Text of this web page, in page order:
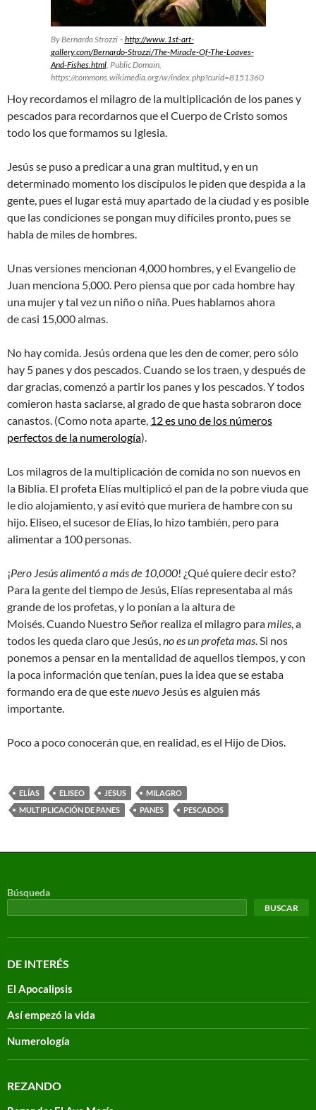
By Bernardo Strozzi –http://www.1st-art-
gallery.com/Bernardo-Strozzi/The-Miracle-Of-The-Loaves-
And-Fishes.html, Public Domain,
https://commons.wikimedia.org/w/index.php?curid=8151360
Hoy recordamos el milagro de la multiplicación de los panes y
pescados para recordarnos que el Cuerpo de Cristo somos
todo los que formamos su Iglesia.
Jesús se puso a predicar a una gran multitud, y en un
determinado momento los discípulos le piden que despida a la
gente, pues el lugar está muy apartado de la ciudad y es posible
que las condiciones se pongan muy difíciles pronto, pues se
habla de miles de hombres.
Unas versiones mencionan 4,000 hombres, y el Evangelio de
Juan menciona 5,000. Pero piensa que por cada hombre hay
una mujer y tal vez un niño o niña. Pues hablamos ahora
de casi 15,000 almas.
No hay comida. Jesús ordena que les den de comer, pero sólo
hay 5 panes y dos pescados. Cuando se los traen, y después de
dar gracias, comenzó a partir los panes y los pescados. Y todos
comieron hasta saciarse, al grado de que hasta sobraron doce
canastos. (Como nota aparte, 12 es uno de los números
perfectos de la numerología).
Los milagros de la multiplicación de comida no son nuevos en
la Biblia. El profeta Elías multiplicó el pan de la pobre viuda que
le dio alojamiento, y así evitó que muriera de hambre con su
hijo. Eliseo, el sucesor de Elías, lo hizo también, pero para
alimentar a 100 personas.
¡Pero Jesús alimentó a más de 10,000! ¿Qué quiere decir esto?
Para la gente del tiempo de Jesús, Elías representaba al más
grande de los profetas, y lo ponían a la altura de
Moisés. Cuando Nuestro Señor realiza el milagro paramiles, a
todos les queda claro que Jesús,no es un profeta mas. Si nos
ponemos a pensar en la mentalidad de aquellos tiempos, y con
la poca información que tenían, pues la idea que se estaba
formando era de que estenuevo Jesús es alguien más
importante.
Poco a poco conocerán que, en realidad, es el Hijo de Dios.
ELÍAS ELISEO JESUS
MILAGRO
MULTIPLICACIÓN DE PANES
PANES PESCADOS
Búsqueda
BUSCAR
DE INTERÉS
El Apocalipsis
Así empezó la vida
Numerología
REZANDO